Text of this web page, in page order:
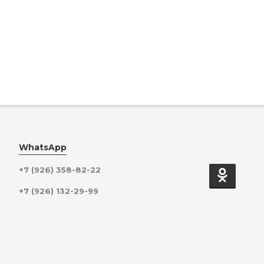
WhatsApp
+7 (926) 358-82-22
+7 (926) 132-29-99